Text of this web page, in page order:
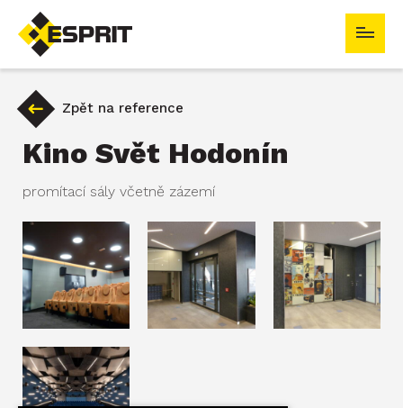
ESPRIT s.r.o.
Zpět na reference
Kino Svět Hodonín
promítací sály včetně zázemí